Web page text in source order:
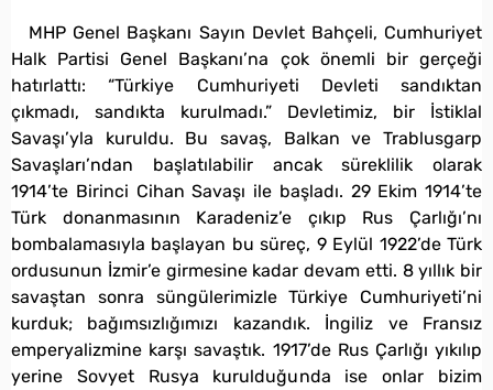
MHP Genel Başkanı Sayın Devlet Bahçeli, Cumhuriyet
Halk Partisi Genel Başkanı’na çok önemli bir gerçeği
hatırlattı: “Türkiye Cumhuriyeti Devleti sandıktan
çıkmadı, sandıkta kurulmadı.” Devletimiz, bir İstiklal
Savaşı’yla kuruldu. Bu savaş, Balkan ve Trablusgarp
Savaşları’ndan başlatılabilir ancak süreklilik olarak
1914’te Birinci Cihan Savaşı ile başladı. 29 Ekim 1914’te
Türk donanmasının Karadeniz’e çıkıp Rus Çarlığı’nı
bombalamasıyla başlayan bu süreç, 9 Eylül 1922’de Türk
ordusunun İzmir’e girmesine kadar devam etti. 8 yıllık bir
savaştan sonra süngülerimizle Türkiye Cumhuriyeti’ni
kurduk; bağımsızlığımızı kazandık. İngiliz ve Fransız
emperyalizmine karşı savaştık. 1917’de Rus Çarlığı yıkılıp
yerine Sovyet Rusya kurulduğunda ise onlar bizim